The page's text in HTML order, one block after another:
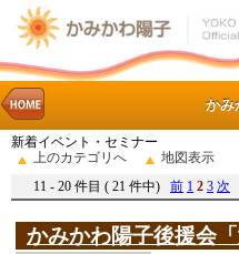
かみ
新着イベント・セミナー
上のカテゴリへ
地図表示
11 - 20 件目 ( 21 件中) 前 1 2 3 次
かみかわ陽子後援会「